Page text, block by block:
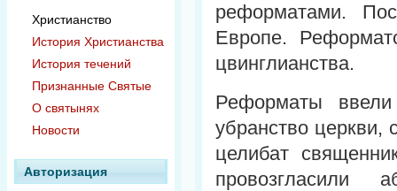
Христианство
История Христианства
История течений
Признанные Святые
О святынях
Новости
Авторизация
реформатами.
Европе.
цвинглианства.
Реформаты ввели
убранство
целибат
провозгласили